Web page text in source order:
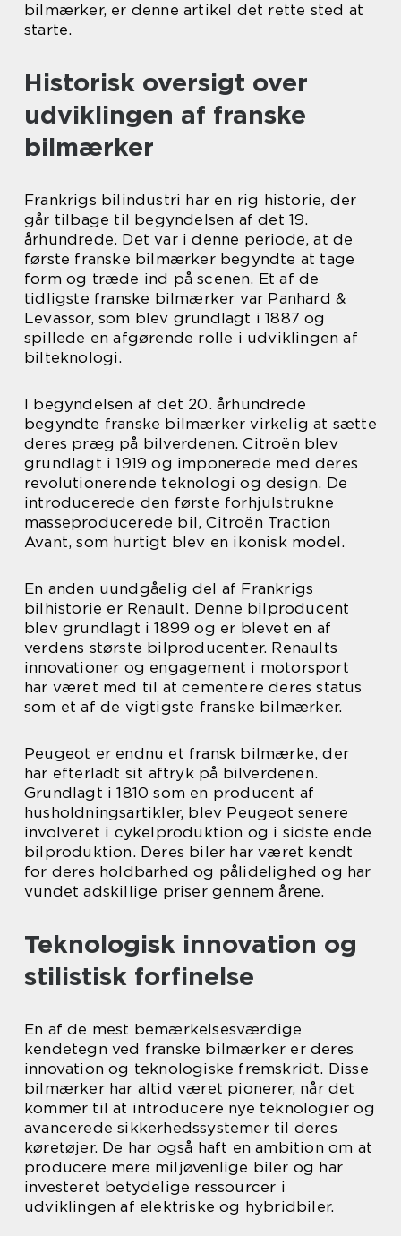
bilmærker, er denne artikel det rette sted at
starte.
Historisk oversigt over
udviklingen af franske
bilmærker
Frankrigs bilindustri har en rig historie, der
går tilbage til begyndelsen af det 19.
århundrede. Det var i denne periode, at de
første franske bilmærker begyndte at tage
form og træde ind på scenen. Et af de
tidligste franske bilmærker var Panhard &
Levassor, som blev grundlagt i 1887 og
spillede en afgørende rolle i udviklingen af
bilteknologi.
I begyndelsen af det 20. århundrede
begyndte franske bilmærker virkelig at sætte
deres præg på bilverdenen. Citroën blev
grundlagt i 1919 og imponerede med deres
revolutionerende teknologi og design. De
introducerede den første forhjulstrukne
masseproducerede bil, Citroën Traction
Avant, som hurtigt blev en ikonisk model.
En anden uundgåelig del af Frankrigs
bilhistorie er Renault. Denne bilproducent
blev grundlagt i 1899 og er blevet en af
verdens største bilproducenter. Renaults
innovationer og engagement i motorsport
har været med til at cementere deres status
som et af de vigtigste franske bilmærker.
Peugeot er endnu et fransk bilmærke, der
har efterladt sit aftryk på bilverdenen.
Grundlagt i 1810 som en producent af
husholdningsartikler, blev Peugeot senere
involveret i cykelproduktion og i sidste ende
bilproduktion. Deres biler har været kendt
for deres holdbarhed og pålidelighed og har
vundet adskillige priser gennem årene.
Teknologisk innovation og
stilistisk forfinelse
En af de mest bemærkelsesværdige
kendetegn ved franske bilmærker er deres
innovation og teknologiske fremskridt. Disse
bilmærker har altid været pionerer, når det
kommer til at introducere nye teknologier og
avancerede sikkerhedssystemer til deres
køretøjer. De har også haft en ambition om at
producere mere miljøvenlige biler og har
investeret betydelige ressourcer i
udviklingen af elektriske og hybridbiler.